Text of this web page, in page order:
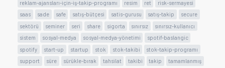
reklam-ajansları-için-iş-takip-programı
resim ret
risk-sermayesi
saas
sade safe satış-bütçesi satis-gurusu satış-takip
secure
sektörü
seminer seri share sigorta sınırsız
sınırsız-kullanıcı
sistem
sosyal-medya sosyal-medya-yönetimi
spotif-baslangic
spotify
start-up startup stok stok-takibi
stok-takip-programı
support
süre sürükle-bırak tahsilat takibi takip
tamamlanmış